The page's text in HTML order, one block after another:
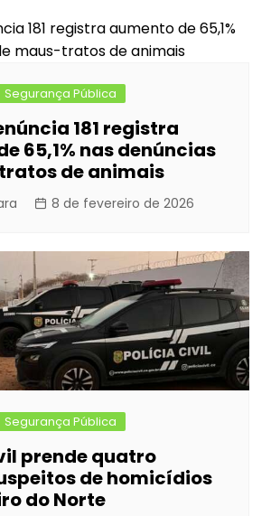
Segurança Pública
181 registra
65,1% nas denúncias
de animais
8 de fevereiro de 2026
Segurança Pública
prende quatro
de homicídios
do Norte